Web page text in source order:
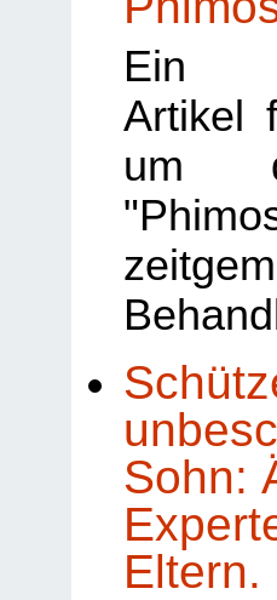
Ein
Artikel
um
Sohn:
Eltern.